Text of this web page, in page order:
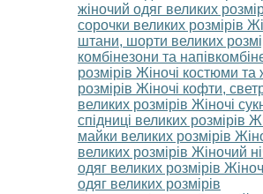
жіночий одяг великих
сорочки великих розмірів
штани, шорти великих
комбінезони та
розмірів Жіночі костюми та
розмірів Жіночі кофти,
великих розмірів Жіночі
спідниці великих розмірів
майки великих розмірів
великих розмірів Жіночий
одяг великих розмірів
одяг великих розмірів